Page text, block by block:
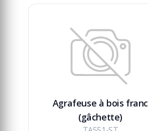
Agrafeuse à bois franc
(gâchette)